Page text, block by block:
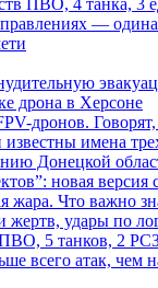
—
дрона в Херсоне
дронов.
имена
Донецкой
новая версия
жара. Что важно
жертв, удары по
5 танков, 2
всего атак, чем